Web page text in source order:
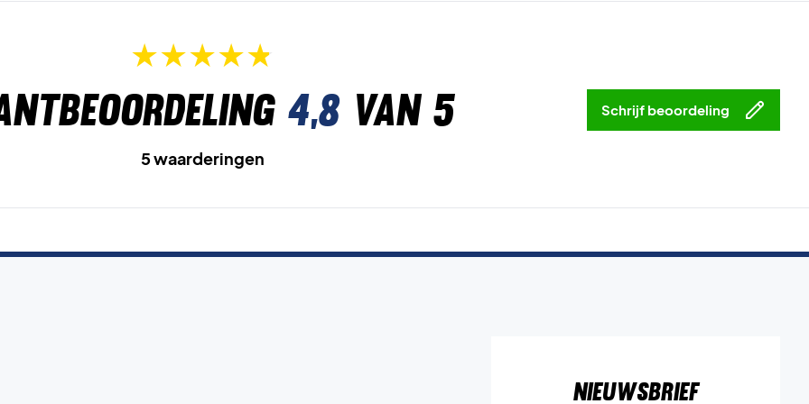
4,8van 5 Schrijf beoordeling
5 waarderingen
Nieuwsbrief